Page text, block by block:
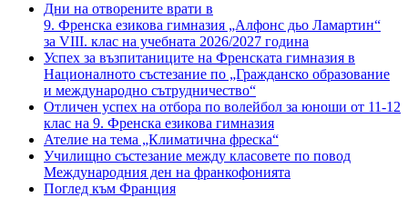
Дни на отворените врати в
9. Френска езикова гимназия „Алфонс дьо Ламартин“
за VIII. клас на учебната 2026/2027 година
Успех за възпитаниците на Френската гимназия в
Националното състезание по „Гражданско образование
и международно сътрудничество“
Отличен успех на отбора по волейбол за юноши от 11-12
клас на 9. Френска езикова гимназия
Ателие на тема „Климатична фреска“
Училищно състезание между класовете по повод
Международния ден на франкофонията
Поглед към Франция